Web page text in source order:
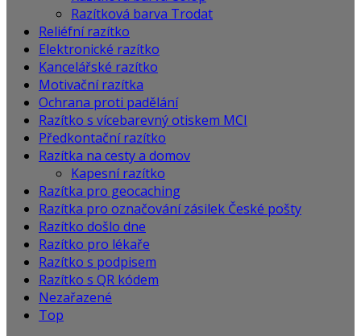
Razítková barva Trodat
Reliéfní razítko
Elektronické razítko
Kancelářské razítko
Motivační razítka
Ochrana proti padělání
Razítko s vícebarevný otiskem MCI
Předkontační razítko
Razítka na cesty a domov
Kapesní razítko
Razítka pro geocaching
Razítka pro označování zásilek České pošty
Razítko došlo dne
Razítko pro lékaře
Razítko s podpisem
Razítko s QR kódem
Nezařazené
Top